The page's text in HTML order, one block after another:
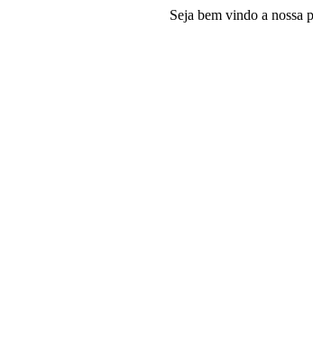
Seja bem vindo a nossa